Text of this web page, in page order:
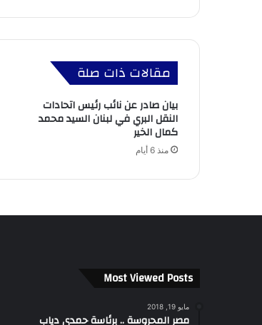
مقالات ذات صلة
بيان صادر عن نائب رئيس اتحادات
النقل البري في لبنان السيد محمد
كمال الخير
منذ 6 أيام
Most Viewed Posts
مايو 19, 2018
مصر المحروسة .. برئاسة حمدي دياب